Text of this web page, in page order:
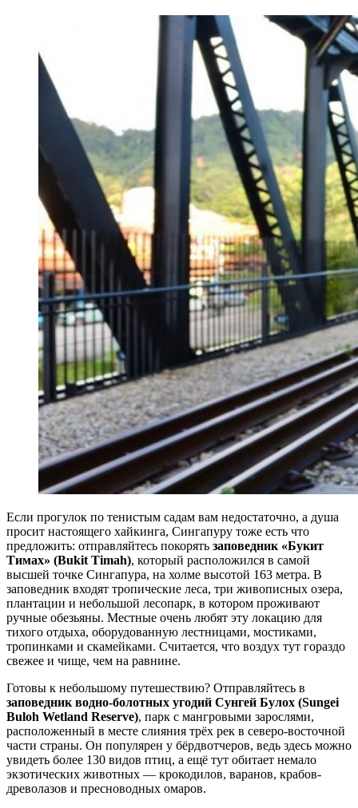
Если прогулок по тенистым садам вам недостаточно, а душа
просит настоящего хайкинга, Сингапуру тоже есть что
предложить: отправляйтесь покорять заповедник «Букит
Тимах» (Bukit Timah), который расположился в самой
высшей точке Сингапура, на холме высотой 163 метра. В
заповедник входят тропические леса, три живописных озера,
плантации и небольшой лесопарк, в котором проживают
ручные обезьяны. Местные очень любят эту локацию для
тихого отдыха, оборудованную лестницами, мостиками,
тропинками и скамейками. Считается, что воздух тут гораздо
свежее и чище, чем на равнине.
Готовы к небольшому путешествию? Отправляйтесь в
заповедник водно-болотных угодий Сунгей Булох (Sungei
Buloh Wetland Reserve), парк с мангровыми зарослями,
расположенный в месте слияния трёх рек в северо-восточной
части страны. Он популярен у бёрдвотчеров, ведь здесь можно
увидеть более 130 видов птиц, а ещё тут обитает немало
экзотических животных — крокодилов, варанов, крабов-
древолазов и пресноводных омаров.